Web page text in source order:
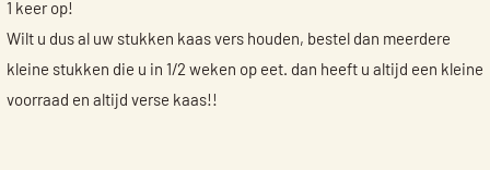
1 keer op!
Wilt u dus al uw stukken kaas vers houden, bestel dan meerdere
kleine stukken die u in 1/2 weken op eet. dan heeft u altijd een kleine
voorraad en altijd verse kaas!!